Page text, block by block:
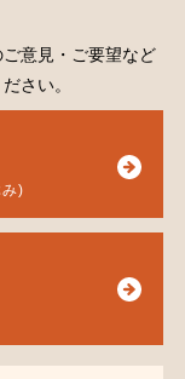
意見・ご要望など
さい。
)